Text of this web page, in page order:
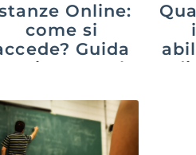
Online:
come si
Guida
aggiornata al